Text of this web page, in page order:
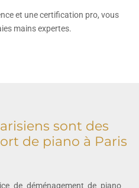
et une certification pro, vous
mains expertes.
sont des
de piano à Paris
de déménagement de piano